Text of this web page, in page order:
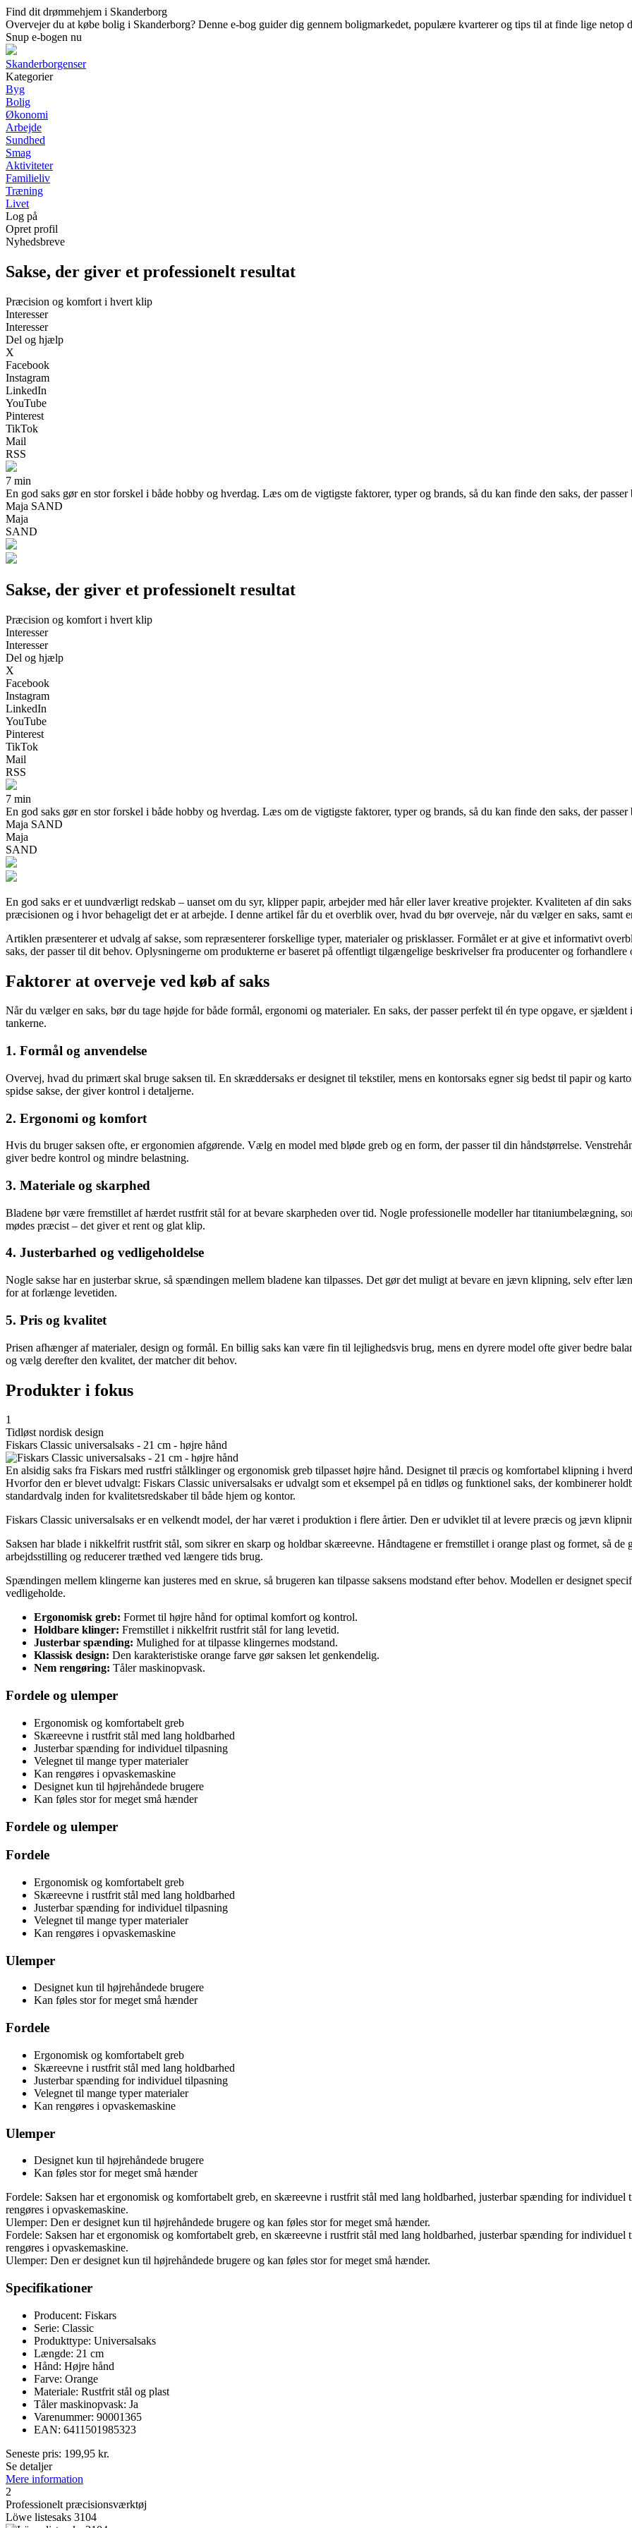
Find dit drømmehjem i Skanderborg
Overvejer du at købe bolig i Skanderborg? Denne e-bog guider dig gennem boligmarkedet, populære kvarterer og tips til at finde lige netop
Snup e-bogen nu
Skanderborgenser
Kategorier
Byg
Bolig
Økonomi
Arbejde
Sundhed
Smag
Aktiviteter
Familieliv
Træning
Livet
Log på
Opret profil
Nyhedsbreve
Sakse, der giver et professionelt resultat
Præcision og komfort i hvert klip
Interesser
Interesser
Del og hjælp
X
Facebook
Instagram
LinkedIn
YouTube
Pinterest
TikTok
Mail
RSS
7 min
En god saks gør en stor forskel i både hobby og hverdag. Læs om de vigtigste faktorer, typer og brands, så du kan finde den saks, der
Maja SAND
Maja
SAND
Sakse, der giver et professionelt resultat
Præcision og komfort i hvert klip
Interesser
Interesser
Del og hjælp
X
Facebook
Instagram
LinkedIn
YouTube
Pinterest
TikTok
Mail
RSS
7 min
En god saks gør en stor forskel i både hobby og hverdag. Læs om de vigtigste faktorer, typer og brands, så du kan finde den saks, der
Maja SAND
Maja
SAND
En god saks er et uundværligt redskab – uanset om du syr, klipper papir, arbejder med hår eller laver kreative projekter. Kvaliteten af din
præcisionen og i hvor behageligt det er at arbejde. I denne artikel får du et overblik over, hvad du bør overveje, når du vælger en saks,
Artiklen præsenterer et udvalg af sakse, som repræsenterer forskellige typer, materialer og prisklasser. Formålet er at give et informativt
saks, der passer til dit behov. Oplysningerne om produkterne er baseret på offentligt tilgængelige beskrivelser fra producenter og
Faktorer at overveje ved køb af saks
Når du vælger en saks, bør du tage højde for både formål, ergonomi og materialer. En saks, der passer perfekt til én type opgave, er
tankerne.
1. Formål og anvendelse
Overvej, hvad du primært skal bruge saksen til. En skræddersaks er designet til tekstiler, mens en kontorsaks egner sig bedst til papir og
spidse sakse, der giver kontrol i detaljerne.
2. Ergonomi og komfort
Hvis du bruger saksen ofte, er ergonomien afgørende. Vælg en model med bløde greb og en form, der passer til din håndstørrelse.
giver bedre kontrol og mindre belastning.
3. Materiale og skarphed
Bladene bør være fremstillet af hærdet rustfrit stål for at bevare skarpheden over tid. Nogle professionelle modeller har titaniumbelægning,
mødes præcist – det giver et rent og glat klip.
4. Justerbarhed og vedligeholdelse
Nogle sakse har en justerbar skrue, så spændingen mellem bladene kan tilpasses. Det gør det muligt at bevare en jævn klipning, selv efter
for at forlænge levetiden.
5. Pris og kvalitet
Prisen afhænger af materialer, design og formål. En billig saks kan være fin til lejlighedsvis brug, mens en dyrere model ofte giver bedre
og vælg derefter den kvalitet, der matcher dit behov.
Produkter i fokus
1
Tidløst nordisk design
Fiskars Classic universalsaks - 21 cm - højre hånd
En alsidig saks fra Fiskars med rustfri stålklinger og ergonomisk greb tilpasset højre hånd. Designet til præcis og komfortabel klipning i
Hvorfor den er blevet udvalgt: Fiskars Classic universalsaks er udvalgt som et eksempel på en tidløs og funktionel saks, der kombinerer
standardvalg inden for kvalitetsredskaber til både hjem og kontor.
Fiskars Classic universalsaks er en velkendt model, der har været i produktion i flere årtier. Den er udviklet til at levere præcis og jævn
Saksen har blade i nikkelfrit rustfrit stål, som sikrer en skarp og holdbar skæreevne. Håndtagene er fremstillet i orange plast og formet, så
arbejdsstilling og reducerer træthed ved længere tids brug.
Spændingen mellem klingerne kan justeres med en skrue, så brugeren kan tilpasse saksens modstand efter behov. Modellen er designet
vedligeholde.
Ergonomisk greb: Formet til højre hånd for optimal komfort og kontrol.
Holdbare klinger: Fremstillet i nikkelfrit rustfrit stål for lang levetid.
Justerbar spænding: Mulighed for at tilpasse klingernes modstand.
Klassisk design: Den karakteristiske orange farve gør saksen let genkendelig.
Nem rengøring: Tåler maskinopvask.
Fordele og ulemper
Ergonomisk og komfortabelt greb
Skæreevne i rustfrit stål med lang holdbarhed
Justerbar spænding for individuel tilpasning
Velegnet til mange typer materialer
Kan rengøres i opvaskemaskine
Designet kun til højrehåndede brugere
Kan føles stor for meget små hænder
Fordele og ulemper
Fordele
Ergonomisk og komfortabelt greb
Skæreevne i rustfrit stål med lang holdbarhed
Justerbar spænding for individuel tilpasning
Velegnet til mange typer materialer
Kan rengøres i opvaskemaskine
Ulemper
Designet kun til højrehåndede brugere
Kan føles stor for meget små hænder
Fordele
Ergonomisk og komfortabelt greb
Skæreevne i rustfrit stål med lang holdbarhed
Justerbar spænding for individuel tilpasning
Velegnet til mange typer materialer
Kan rengøres i opvaskemaskine
Ulemper
Designet kun til højrehåndede brugere
Kan føles stor for meget små hænder
Fordele: Saksen har et ergonomisk og komfortabelt greb, en skæreevne i rustfrit stål med lang holdbarhed, justerbar spænding for individuel
rengøres i opvaskemaskine.
Ulemper: Den er designet kun til højrehåndede brugere og kan føles stor for meget små hænder.
Fordele: Saksen har et ergonomisk og komfortabelt greb, en skæreevne i rustfrit stål med lang holdbarhed, justerbar spænding for individuel
rengøres i opvaskemaskine.
Ulemper: Den er designet kun til højrehåndede brugere og kan føles stor for meget små hænder.
Specifikationer
Producent: Fiskars
Serie: Classic
Produkttype: Universalsaks
Længde: 21 cm
Hånd: Højre hånd
Farve: Orange
Materiale: Rustfrit stål og plast
Tåler maskinopvask: Ja
Varenummer: 90001365
EAN: 6411501985323
Seneste pris: 199,95 kr.
Se detaljer
Mere information
2
Professionelt præcisionsværktøj
Löwe listesaks 3104